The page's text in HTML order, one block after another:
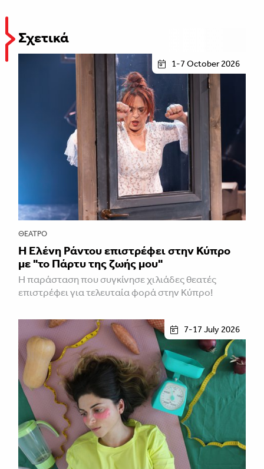
Σχετικά
1-7 October 2026
ΘΈΑΤΡΟ
H Ελένη Ράντου επιστρέφει στην Κύπρο
με "το Πάρτυ της ζωής μου"
Η παράσταση που συγκίνησε χιλιάδες θεατές
επιστρέφει για τελευταία φορά στην Κύπρο!
7-17 July 2026